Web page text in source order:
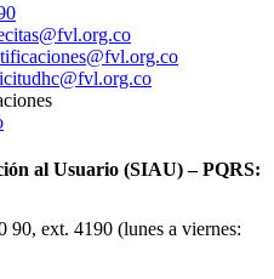
al Usuario (SIAU) – PQRS:
ext. 4190 (lunes a viernes: